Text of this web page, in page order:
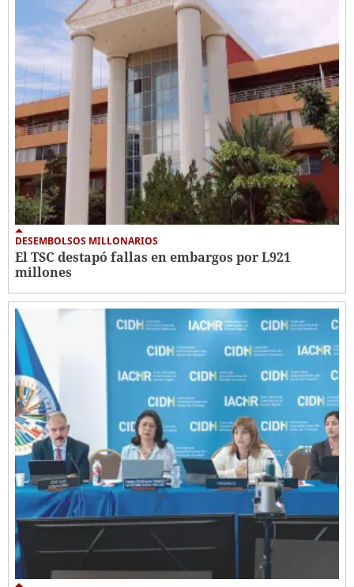
DESEMBOLSOS MILLONARIOS
El TSC destapó fallas en embargos por L921
millones